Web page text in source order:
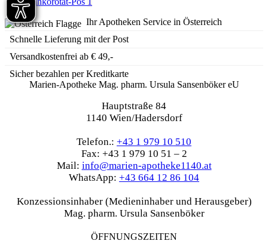
Ihr Apotheken Service in Österreich
Schnelle Lieferung mit der Post
Versandkostenfrei ab € 49,-
Sicher bezahlen per Kreditkarte
Marien-Apotheke Mag. pharm. Ursula Sansenböker eU
Hauptstraße 84
1140 Wien/Hadersdorf
Telefon.: +43 1 979 10 510
Fax: +43 1 979 10 51 – 2
Mail: info@marien-apotheke1140.at
WhatsApp: +43 664 12 86 104
Konzessionsinhaber (Medieninhaber und Herausgeber)
Mag. pharm. Ursula Sansenböker
ÖFFNUNGSZEITEN